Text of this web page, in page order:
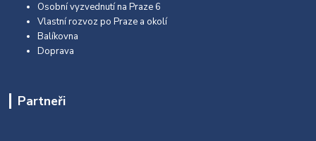
Osobní vyzvednutí na Praze 6
Vlastní rozvoz po Praze a okolí
Balíkovna
Doprava
Partneři